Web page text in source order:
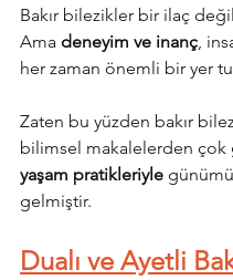
Bakır bilezikler bir ilaç
Ama deneyim ve inanç,
her zaman önemli bir yer
Zaten bu yüzden bakır
bilimsel makalelerden çok
yaşam pratikleriyle
gelmiştir.
Dualı ve Ayetli